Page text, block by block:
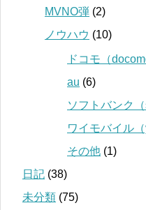
MVNO弾 (2)
ノウハウ (10)
ドコモ（
au (6)
ソフトバンク（
ワイモバイル（
その他 (1)
日記 (38)
未分類 (75)